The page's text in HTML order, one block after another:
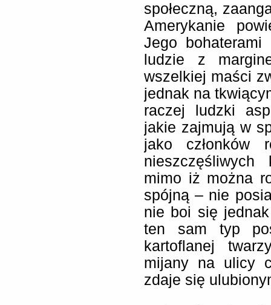
społeczną,
Amerykanie
Jego bohaterami
ludzie z
wszelkiej maści
jednak na
raczej ludzki
jakie zajmują w
jako członków
mimo iż można
spójną – nie
nie boi się
ten sam typ
kartoflanej
mijany na ulicy
zdaje się